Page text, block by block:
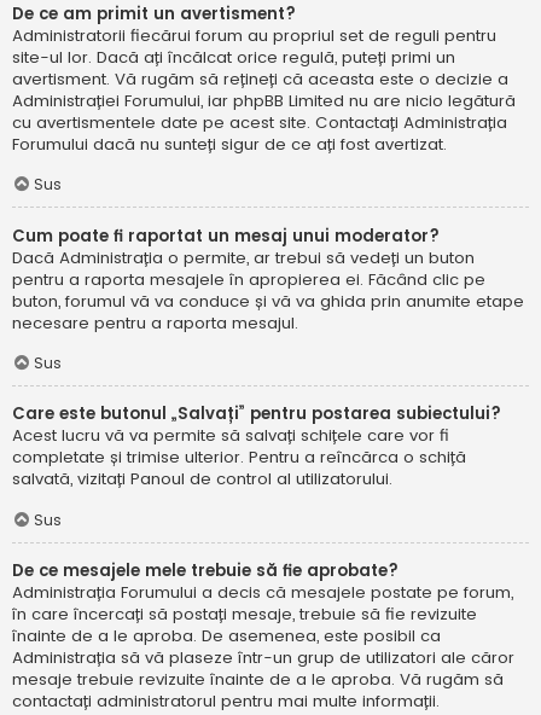
De ce am primit un avertisment?
Administratorii fiecărui forum au propriul set de reguli pentru
site-ul lor. Dacă ați încălcat orice regulă, puteți primi un
avertisment. Vă rugăm să rețineți că aceasta este o decizie a
Administrației Forumului, iar phpBB Limited nu are nicio legătură
cu avertismentele date pe acest site. Contactați Administrația
Forumului dacă nu sunteți sigur de ce ați fost avertizat.
Sus
Cum poate fi raportat un mesaj unui moderator?
Dacă Administrația o permite, ar trebui să vedeți un buton
pentru a raporta mesajele în apropierea ei. Făcând clic pe
buton, forumul vă va conduce și vă va ghida prin anumite etape
necesare pentru a raporta mesajul.
Sus
Care este butonul „Salvați” pentru postarea subiectului?
Acest lucru vă va permite să salvați schițele care vor fi
completate și trimise ulterior. Pentru a reîncărca o schiță
salvată, vizitați Panoul de control al utilizatorului.
Sus
De ce mesajele mele trebuie să fie aprobate?
Administrația Forumului a decis că mesajele postate pe forum,
în care încercați să postați mesaje, trebuie să fie revizuite
înainte de a le aproba. De asemenea, este posibil ca
Administrația să vă plaseze într-un grup de utilizatori ale căror
mesaje trebuie revizuite înainte de a le aproba. Vă rugăm să
contactați administratorul pentru mai multe informații.